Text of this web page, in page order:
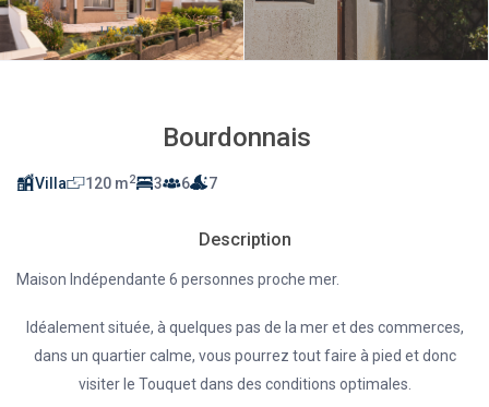
Bourdonnais
Villa 120 m2 3 6 7
Description
Maison Indépendante 6 personnes proche mer.
Idéalement située, à quelques pas de la mer et des commerces,
dans un quartier calme, vous pourrez tout faire à pied et donc
visiter le Touquet dans des conditions optimales.